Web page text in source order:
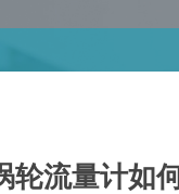
轮流量计如